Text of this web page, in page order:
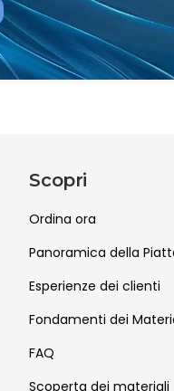
Scopri
Ordina ora
Panoramica della
Esperienze dei clienti
Fondamenti dei
FAQ
Scoperta dei materiali